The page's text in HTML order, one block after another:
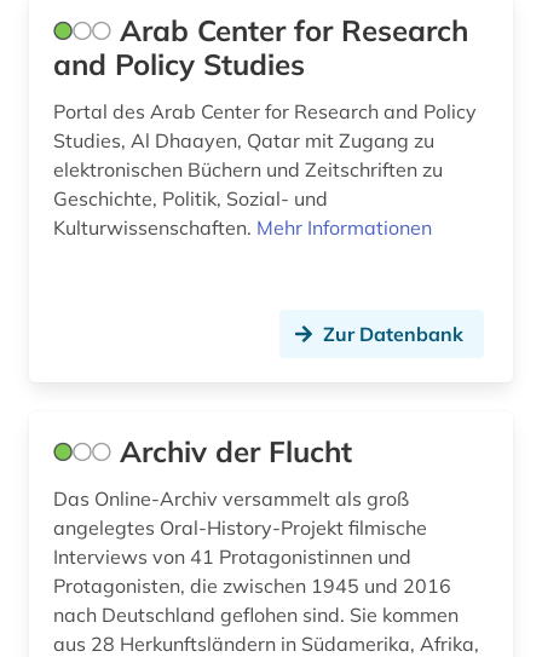
geschichte 1947-1990 (2)
geschichte 1973-1995 (1)
geschichte des theater (1)
geschichtsbild (2)
globalisierung (1)
glossar (1)
graphic novel (4)
graphik (1)
großbritannien (8)
Arab Center for Research
and Policy Studies
Portal des Arab Center for Research and Policy
Studies, Al Dhaayen, Qatar mit Zugang zu
elektronischen Büchern und Zeitschriften zu
Geschichte, Politik, Sozial- und
Kulturwissenschaften. Mehr Informationen
Zur Datenbank
Archiv der Flucht
Das Online-Archiv versammelt als groß
angelegtes Oral-History-Projekt filmische
Interviews von 41 Protagonistinnen und
Protagonisten, die zwischen 1945 und 2016
nach Deutschland geflohen sind. Sie kommen
aus 28 Herkunftsländern in Südamerika, Afrika,